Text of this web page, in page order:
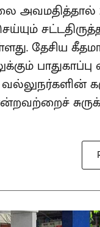
தேசிய
வல்லுநர்களின்